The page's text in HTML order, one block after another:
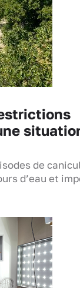
de
d’eau et